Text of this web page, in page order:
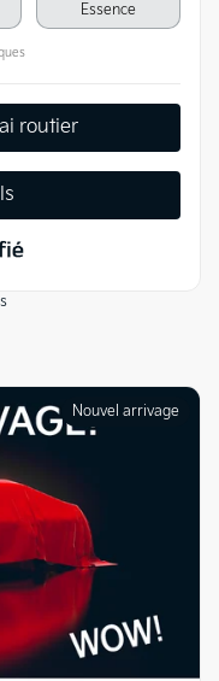
Essence
routier
Nouvel arrivage